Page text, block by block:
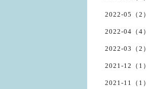
2022-05（2）
2022-04（4）
2022-03（2）
2021-12（1）
2021-11（1）